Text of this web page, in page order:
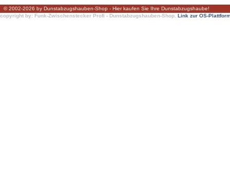
© 2002-2026 by Dunstabzugshauben-Shop - Hier kaufen Sie Ihre Dunstabzugshaube!
copyright by: Funk-Zwischenstecker Profi - Dunstabzugshauben-Shop. Link zur OS-